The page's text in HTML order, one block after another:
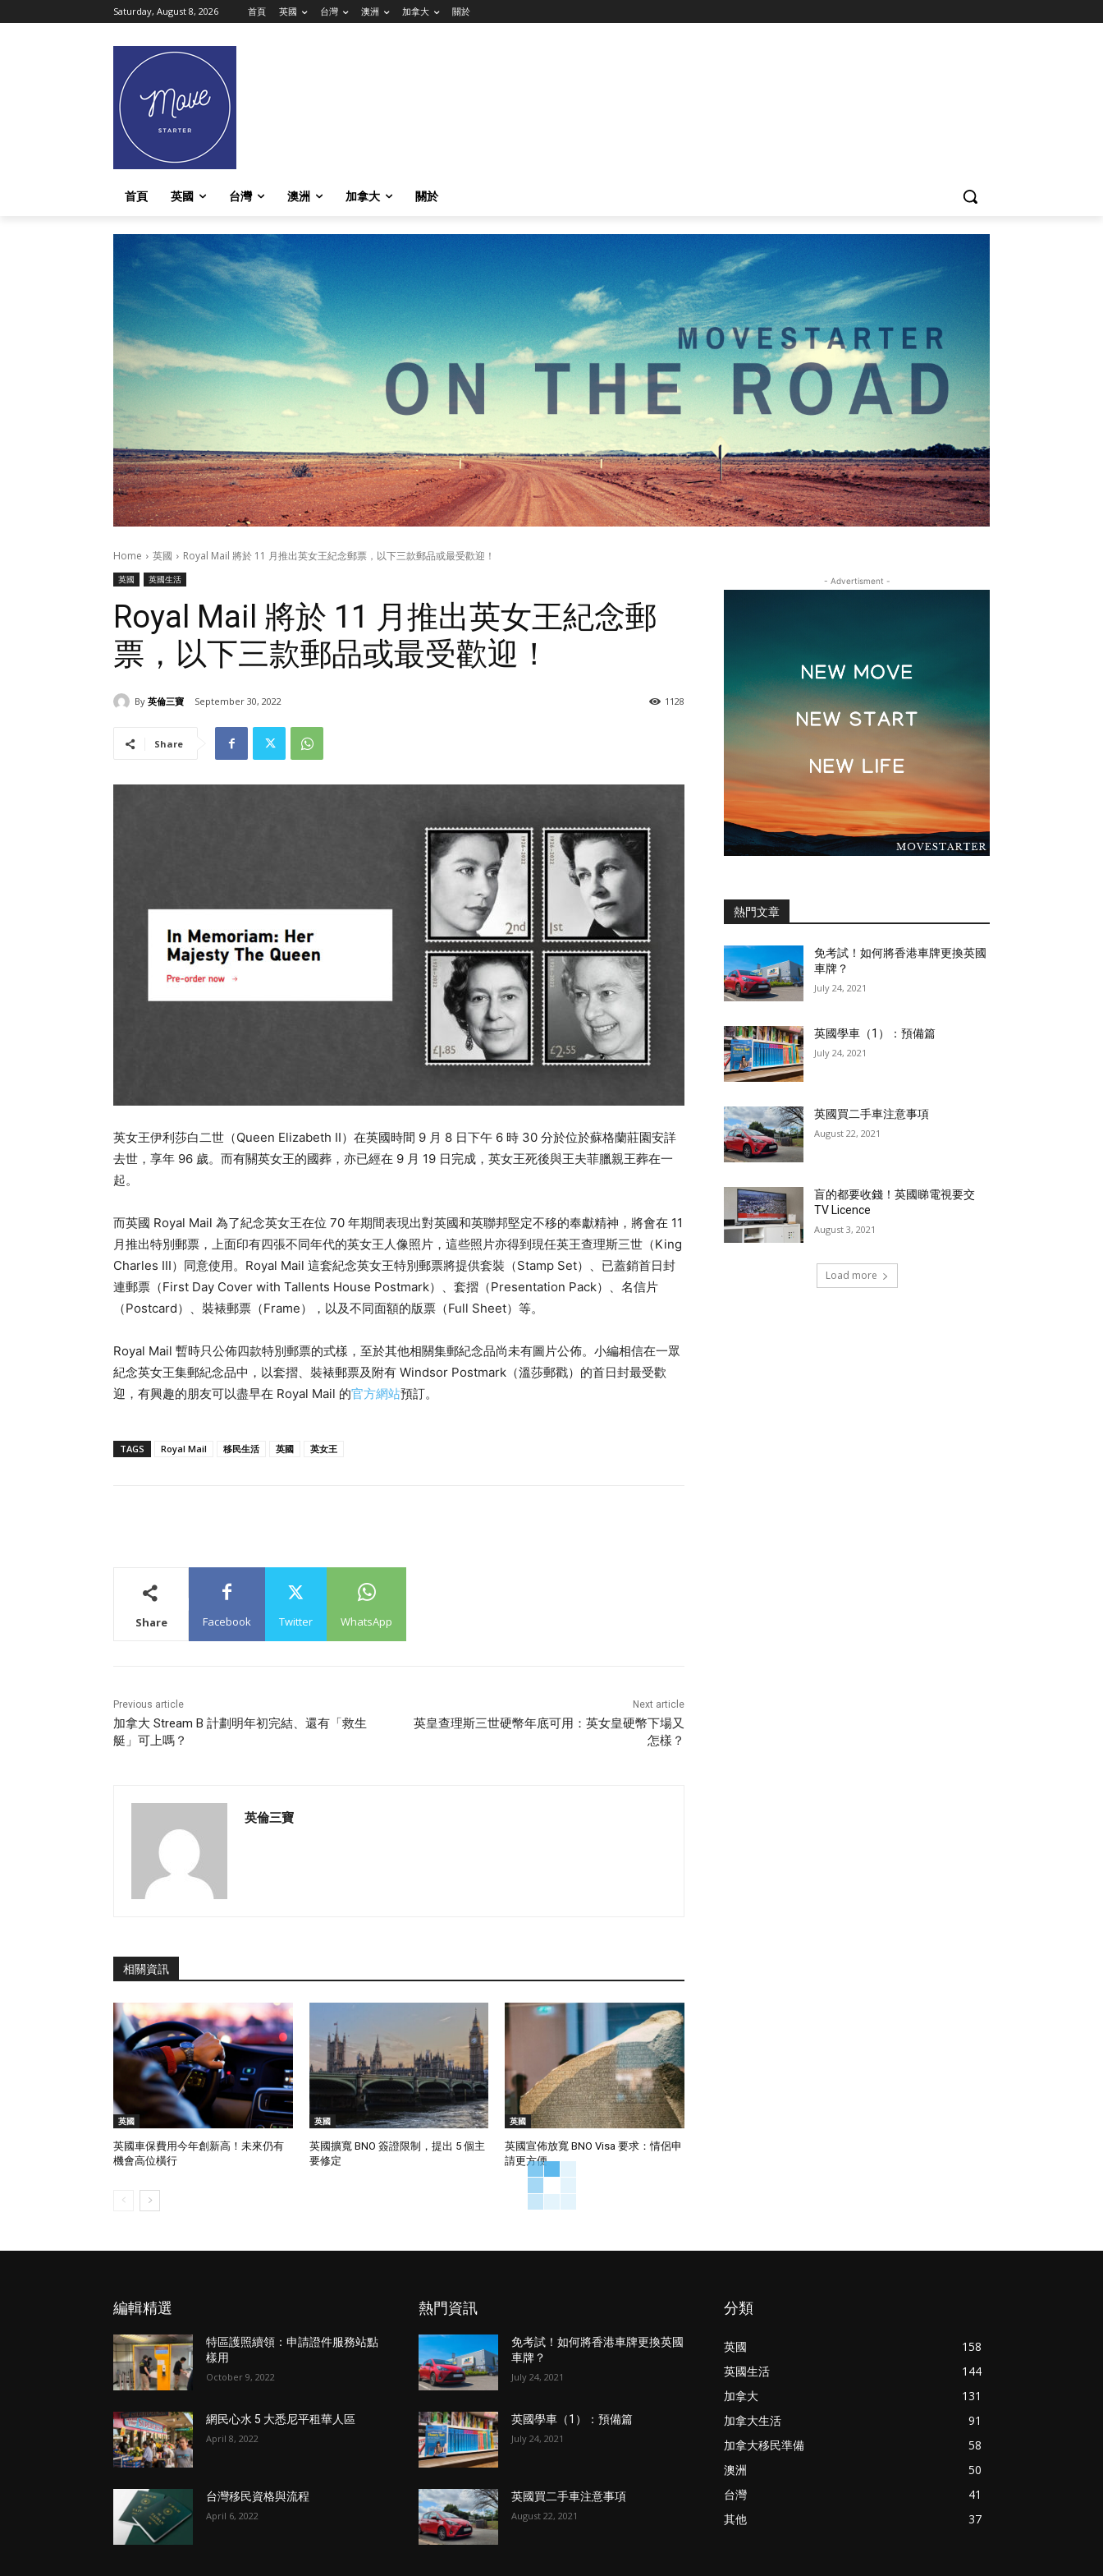
Saturday, August 8, 2026 首頁 英國 台灣 澳洲 加拿大 關於
首頁 英國 台灣 澳洲 加拿大 關於
Home 英國 Royal Mail 將於 11 月推出英女王紀念郵票，以下三款郵品或最受歡迎！
英國 英國生活
Royal Mail 將於 11 月推出英女王紀念郵
票，以下三款郵品或最受歡迎！
By 英倫三寶 September 30, 2022 1128
Share
英女王伊利莎白二世（Queen Elizabeth II）在英國時間 9 月 8 日下午 6 時 30 分於位於蘇格蘭莊園安詳
去世，享年 96 歲。而有關英女王的國葬，亦已經在 9 月 19 日完成，英女王死後與王夫菲臘親王葬在一
起。
而英國 Royal Mail 為了紀念英女王在位 70 年期間表現出對英國和英聯邦堅定不移的奉獻精神，將會在 11
月推出特別郵票，上面印有四張不同年代的英女王人像照片，這些照片亦得到現任英王查理斯三世（King
Charles III）同意使用。Royal Mail 這套紀念英女王特別郵票將提供套裝（Stamp Set）、已蓋銷首日封
連郵票（First Day Cover with Tallents House Postmark）、套摺（Presentation Pack）、名信片
（Postcard）、裝裱郵票（Frame），以及不同面額的版票（Full Sheet）等。
Royal Mail 暫時只公佈四款特別郵票的式樣，至於其他相關集郵紀念品尚未有圖片公佈。小編相信在一眾
紀念英女王集郵紀念品中，以套摺、裝裱郵票及附有 Windsor Postmark（溫莎郵戳）的首日封最受歡
迎，有興趣的朋友可以盡早在 Royal Mail 的官方網站預訂。
TAGS Royal Mail 移民生活 英國 英女王
Share Facebook Twitter WhatsApp
Previous article
加拿大 Stream B 計劃明年初完結、還有「救生
艇」可上嗎？
Next article
英皇查理斯三世硬幣年底可用：英女皇硬幣下場又
怎樣？
英倫三寶
相關資訊
英國
英國車保費用今年創新高！未來仍有
機會高位橫行
英國
英國擴寬 BNO 簽證限制，提出 5 個主
要修定
英國
英國宣佈放寬 BNO Visa 要求：情侶申
請更方便
- Advertisment -
熱門文章
免考試！如何將香港車牌更換英國
車牌？
July 24, 2021
英國學車（1）：預備篇
July 24, 2021
英國買二手車注意事項
August 22, 2021
盲的都要收錢！英國睇電視要交
TV Licence
August 3, 2021
Load more
編輯精選
特區護照續領：申請證件服務站點
樣用
October 9, 2022
網民心水 5 大悉尼平租華人區
April 8, 2022
台灣移民資格與流程
April 6, 2022
熱門資訊
免考試！如何將香港車牌更換英國
車牌？
July 24, 2021
英國學車（1）：預備篇
July 24, 2021
英國買二手車注意事項
August 22, 2021
分類
英國
158
英國生活
144
加拿大
131
加拿大生活
91
加拿大移民準備
58
澳洲
50
台灣
41
其他
37